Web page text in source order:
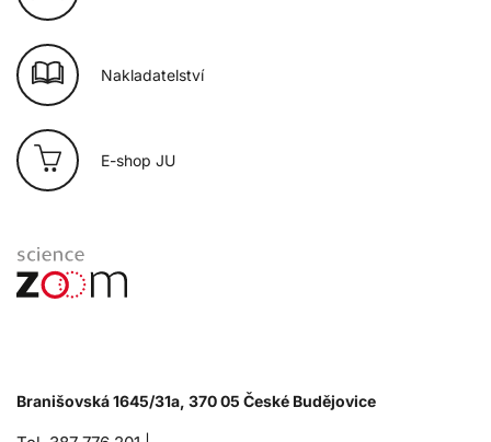
Nakladatelství
E-shop JU
Branišovská 1645/31a, 370 05 České Budějovice